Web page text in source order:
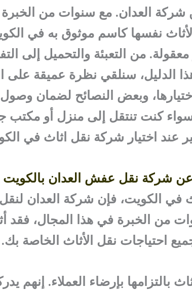
شركة العدان. مع سنوات من
نفسها كاسم موثوق به في
من التعبئة والتحميل إلى
الدليل، سنلقي نظرة عميقة على
وبعض النصائح لضمان
كنت تنتقل إلى منزل أو مكتب
عند اختيار شركة نقل اثاث في
شركة نقل عفش العدان بالكويت
في الكويت، فإن شركة العدان
من الخبرة في هذا المجال، فقد
احتياجات نقل الأثاث الخاصة بك.
بالتزامها بإرضاء العملاء. إنهم